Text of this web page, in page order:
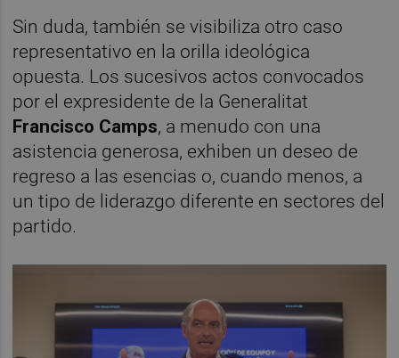
Sin duda, también se visibiliza otro caso
representativo en la orilla ideológica
opuesta. Los sucesivos actos convocados
por el expresidente de la Generalitat
Francisco Camps, a menudo con una
asistencia generosa, exhiben un deseo de
regreso a las esencias o, cuando menos, a
un tipo de liderazgo diferente en sectores del
partido.